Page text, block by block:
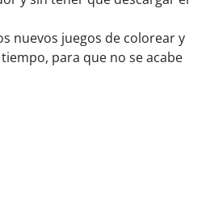
nuevos juegos de colorear y
para que no se acabe